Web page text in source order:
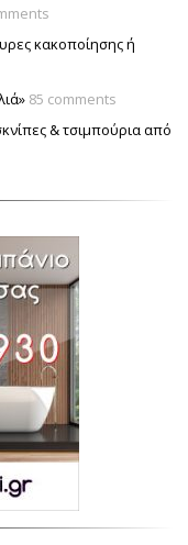
κακοποίησης ή
85 comments
& τσιμπούρια από